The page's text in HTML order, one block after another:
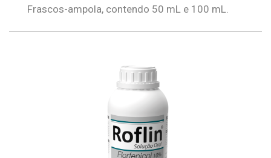
Frascos-ampola, contendo 50 mL e 100 mL.